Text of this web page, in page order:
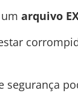
arquivo
segurança